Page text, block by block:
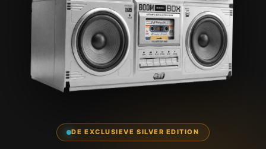
DE EXCLUSIEVE SILVER EDITION